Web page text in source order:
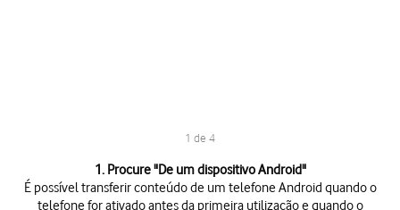
1 de 4
1. Procure "De um dispositivo Android"
É possível transferir conteúdo de um telefone Android quando o
telefone for ativado antes da primeira utilização e quando o